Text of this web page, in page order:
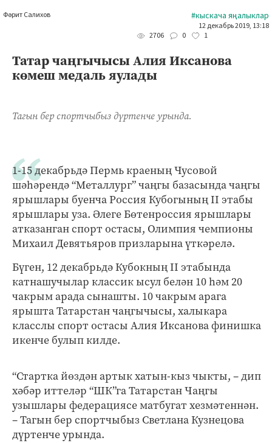
Фәрит Салихов #кыскача яңалыклар
12 декабрь 2019, 13:18
2706
0 1
Татар чаңгычысы Алия Иксанова
көмеш медаль яулады
Тагын бер спортчыбыз дүртенче урында.
1-15 декабрьдә Пермь краеның Чусовой
шәһәрендә “Металлург” чаңгы базасында чаңгы
ярышлары буенча Россия Кубогының II этабы
ярышлары уза. Әлеге Бөтенроссия ярышлары
атказанган спорт остасы, Олимпия чемпионы
Михаил Девятьяров призларына үткәрелә.
Бүген, 12 декабрьдә Кубокның II этабында
катнашучылар классик ысул белән 10 һәм 20
чакрым арада сынашты. 10 чакрым арага
ярышта Татарстан чаңгычысы, халыкара
класслы спорт остасы Алия Иксанова финишка
икенче булып килде.
“Стартка йөздән артык хатын-кыз чыкты, – дип
хәбәр иттеләр “ШК”га Татарстан Чаңгы
узышлары федерациясе матбугат хезмәтеннән.
– Тагын бер спортчыбыз Светлана Кузнецова
дүртенче урында.